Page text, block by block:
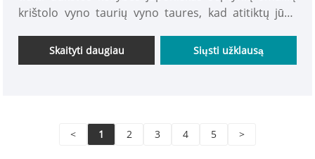
krištolo vyno taurių vyno taures, kad atitiktų jūsų
siūlome japoniškus septynių kampų krištolo
stiklines. Pateikite užsakymą dabar ir galėsite
Skaityti daugiau Siųsti užklausą
< 1 2 3 4 5 >